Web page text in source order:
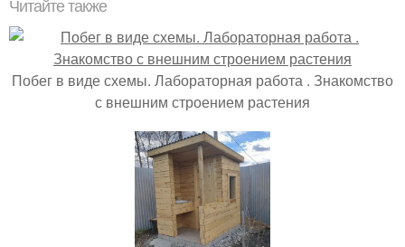
Читайте также
Побег в виде схемы. Лабораторная работа . Знакомство
с внешним строением растения